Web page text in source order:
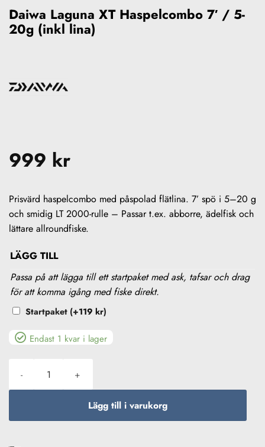
Daiwa Laguna XT Haspelcombo 7′ / 5-
20g (inkl lina)
999 kr
Prisvärd haspelcombo med påspolad flätlina. 7’ spö i 5–20 g
och smidig LT 2000-rulle – Passar t.ex. abborre, ädelfisk och
lättare allroundfiske.
LÄGG TILL
Passa på att lägga till ett startpaket med ask, tafsar och drag
för att komma igång med fiske direkt.
Startpaket (+119 kr)
Endast 1 kvar i lager
Lägg till i varukorg